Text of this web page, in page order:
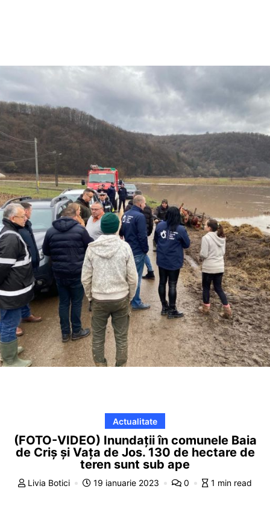
Actualitate
(FOTO-VIDEO) Inundații în comunele Baia
de Criș și Vața de Jos. 130 de hectare de
teren sunt sub ape
Livia Botici 19 ianuarie 2023 0 1 min read